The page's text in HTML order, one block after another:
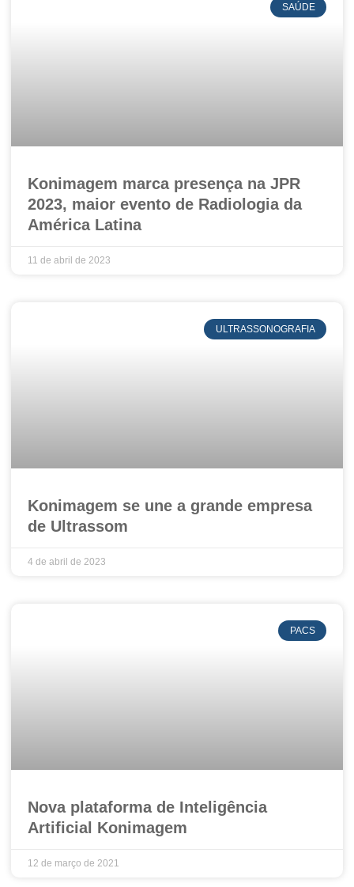
SAÚDE
Konimagem marca presença na JPR
2023, maior evento de Radiologia da
América Latina
11 de abril de 2023
ULTRASSONOGRAFIA
Konimagem se une a grande empresa
de Ultrassom
4 de abril de 2023
PACS
Nova plataforma de Inteligência
Artificial Konimagem
12 de março de 2021